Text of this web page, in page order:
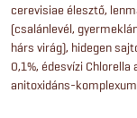
cerevisiae élesztő,
(csalánlevél,
hárs virág), hidegen
0,1%, édesvízi Chlorella
anitoxidáns-